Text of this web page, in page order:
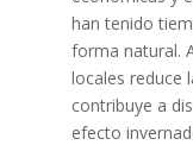
han tenido
forma natural.
locales reduce
contribuye a
efecto